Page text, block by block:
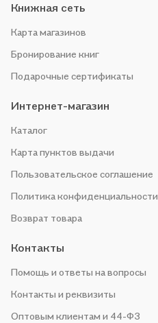
Книжная сеть
Карта магазинов
Бронирование книг
Подарочные сертификаты
Интернет-магазин
Каталог
Карта пунктов выдачи
Пользовательское соглашение
Политика конфиденциальности
Возврат товара
Контакты
Помощь и ответы на вопросы
Контакты и реквизиты
Оптовым клиентам и 44-ФЗ